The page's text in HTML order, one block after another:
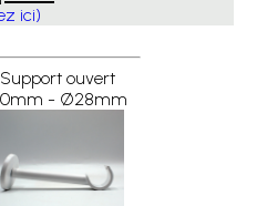
ici)
Support ouvert
- Ø28mm